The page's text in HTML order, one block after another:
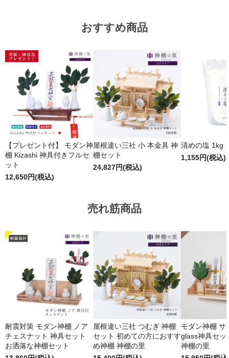
おすすめ商品
【プレゼント付】 モダン神
棚 Kizashi 神具付きフルセ
ット
12,650円(税込)
屋根違い三社 小 本金具 神
棚セット
24,827円(税込)
清めの塩 1kg
1,155円(税込)
売れ筋商品
耐震対策 モダン神棚 ノア
チェスナット 神具セット
お洒落な神棚セット
屋根違い三社 つむぎ 神棚
セット 初めての方におすす
め神棚 神棚の里
モダン神棚 サ
glass神具セッ
神棚の里